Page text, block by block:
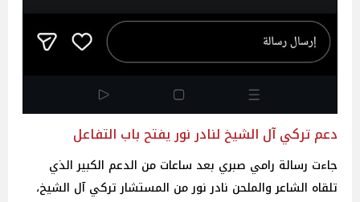
دعم تركي آل الشيخ لنادر نور يفتح باب التفاعل
جاءت رسالة رامي صبري بعد ساعات من الدعم الكبير الذي
تلقاه الشاعر والملحن نادر نور من المستشار تركي آل الشيخ،